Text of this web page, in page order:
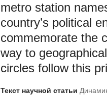
metro station
country’s political
commemorate the
way to
circles follow this
Текст научной статьи